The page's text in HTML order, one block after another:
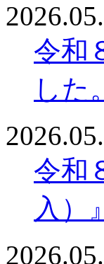
令和
した。
令和
入）